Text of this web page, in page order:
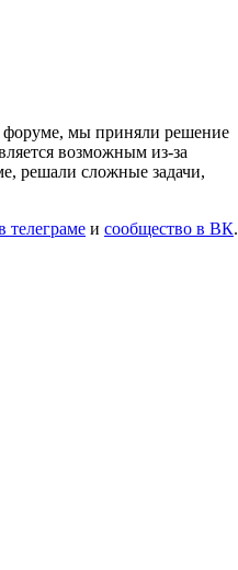
форуме, мы приняли решение
возможным из-за
решали сложные задачи,
телеграме и сообщество в ВК.